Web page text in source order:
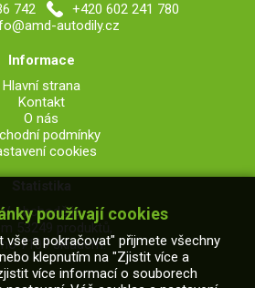
742
+420 602 241 780
autodily.cz
Informace
Hlavní strana
Kontakt
O nás
podmínky
cookies
V obchodě je
53249 produktů,
7109 skladem.
používají cookies
vše a pokračovat" přijmete všechny
klepnutím na "Zjistit více a
více informací o souborech